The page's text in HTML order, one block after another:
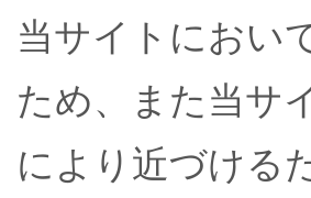
当サイトにおい
ため、また当サ
により近づける